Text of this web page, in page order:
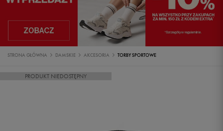
STRONA GŁÓWNA DAMSKIE AKCESORIA TORBY SPORTOWE
PRODUKT NIEDOSTĘPNY